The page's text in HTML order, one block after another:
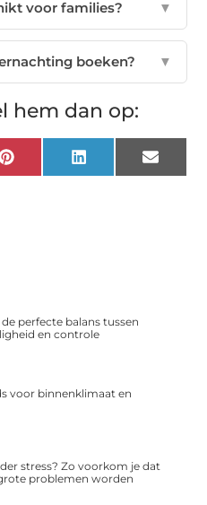
voor families? ▼
boeken? ▼
hem dan op:
Pinterest LinkedIn Email
perfecte balans tussen
en controle
voor binnenklimaat en
stress? Zo voorkom je dat
problemen worden